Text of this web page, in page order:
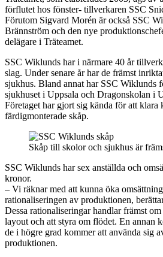
förflutet hos fönster- tillverkaren SSC
Förutom Sigvard Morén är också SSC
Brännström och den nye
delägare i Träteamet.
SSC Wiklunds har i närmare 40 år
slag. Under senare år har de främst
sjukhus. Bland annat har SSC Wiklunds
sjukhuset i Uppsala och Dragonskolan i
Företaget har gjort sig kända för att klara
färdigmonterade skåp.
Skåp till skolor och sjukhus är
SSC Wiklunds har sex anställda och
kronor.
– Vi räknar med att kunna öka
rationaliseringen av produktionen,
Dessa rationaliseringar handlar främst
layout och att styra om flödet. En annan
de i högre grad kommer att använda sig
produktionen.